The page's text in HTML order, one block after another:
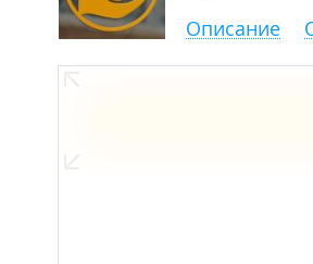
Описание